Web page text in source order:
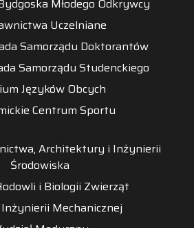
Młodego Odkrywcy
Uczelniane
Samorządu Doktorantów
Samorządu Studenckiego
Języków Obcych
Centrum Sportu
Architektury i Inżynierii
Środowiska
i Biologii Zwierząt
Inżynierii Mechanicznej